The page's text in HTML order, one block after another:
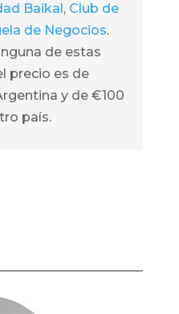
Baikal , Club de
de Negocios.
de estas
precio es de
y de €100
país.